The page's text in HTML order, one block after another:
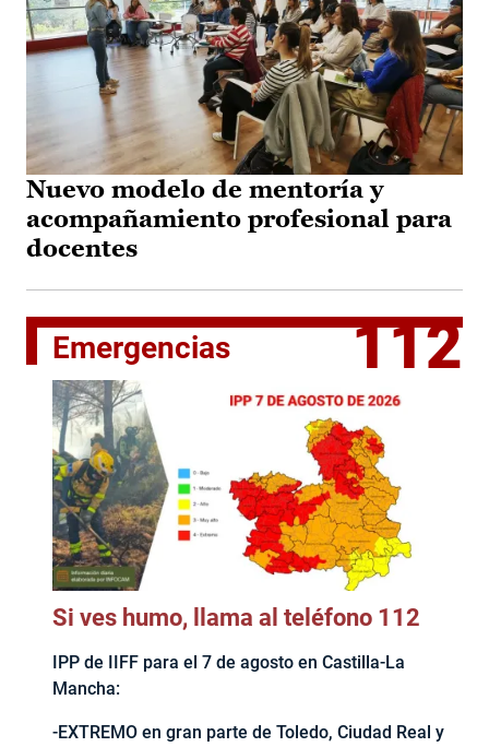
Nuevo modelo de mentoría y
acompañamiento profesional para
docentes
Emergencias 112
Si ves humo, llama al teléfono 112
IPP de IIFF para el 7 de agosto en Castilla-La
Mancha:
-EXTREMO en gran parte de Toledo, Ciudad Real y